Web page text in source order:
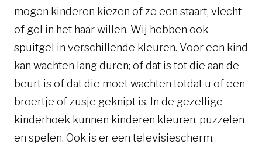
mogen kinderen kiezen of ze een staart, vlecht
of gel in het haar willen. Wij hebben ook
spuitgel in verschillende kleuren. Voor een kind
kan wachten lang duren; of dat is tot die aan de
beurt is of dat die moet wachten totdat u of een
broertje of zusje geknipt is. In de gezellige
kinderhoek kunnen kinderen kleuren, puzzelen
en spelen. Ook is er een televisiescherm.